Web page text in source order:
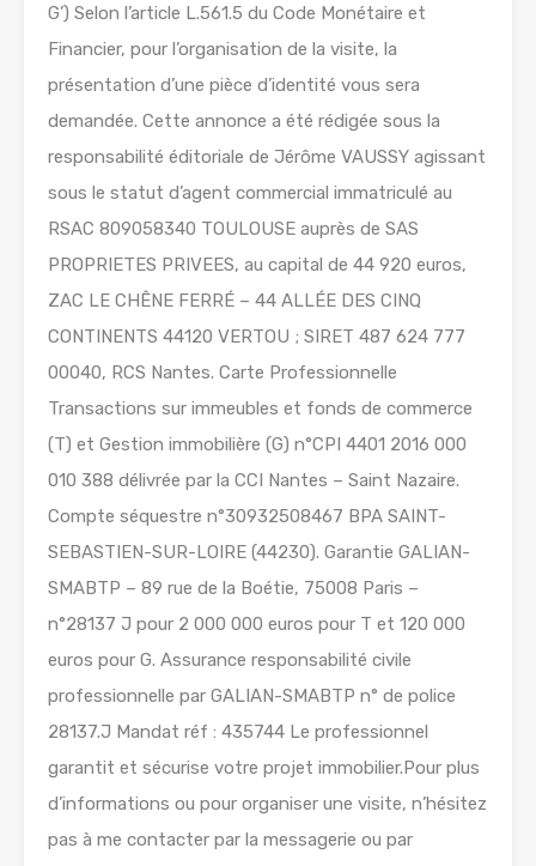
G’) Selon l’article L.561.5 du Code Monétaire et
Financier, pour l’organisation de la visite, la
présentation d’une pièce d’identité vous sera
demandée. Cette annonce a été rédigée sous la
responsabilité éditoriale de Jérôme VAUSSY agissant
sous le statut d’agent commercial immatriculé au
RSAC 809058340 TOULOUSE auprès de SAS
PROPRIETES PRIVEES, au capital de 44 920 euros,
ZAC LE CHÊNE FERRÉ – 44 ALLÉE DES CINQ
CONTINENTS 44120 VERTOU ; SIRET 487 624 777
00040, RCS Nantes. Carte Professionnelle
Transactions sur immeubles et fonds de commerce
(T) et Gestion immobilière (G) n°CPI 4401 2016 000
010 388 délivrée par la CCI Nantes – Saint Nazaire.
Compte séquestre n°30932508467 BPA SAINT-
SEBASTIEN-SUR-LOIRE (44230). Garantie GALIAN-
SMABTP – 89 rue de la Boétie, 75008 Paris –
n°28137 J pour 2 000 000 euros pour T et 120 000
euros pour G. Assurance responsabilité civile
professionnelle par GALIAN-SMABTP n° de police
28137.J Mandat réf : 435744 Le professionnel
garantit et sécurise votre projet immobilier.Pour plus
d’informations ou pour organiser une visite, n’hésitez
pas à me contacter par la messagerie ou par